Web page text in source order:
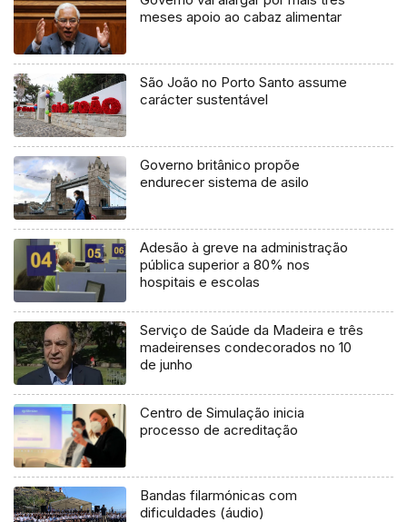
meses apoio ao cabaz alimentar
São João no Porto Santo assume
carácter sustentável
Governo britânico propõe
endurecer sistema de asilo
Adesão à greve na administração
pública superior a 80% nos
hospitais e escolas
Serviço de Saúde da Madeira e três
madeirenses condecorados no 10
de junho
Centro de Simulação inicia
processo de acreditação
Bandas filarmónicas com
dificuldades (áudio)